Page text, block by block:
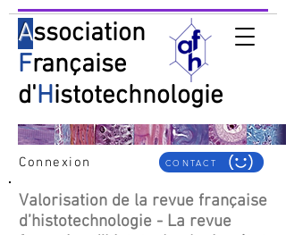
Association
Française
d'Histotechnologie
Connexion CONTACT
Valorisation de la revue française
d’histotechnologie - La revue